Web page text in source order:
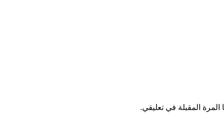
المقبلة في تعليقي.